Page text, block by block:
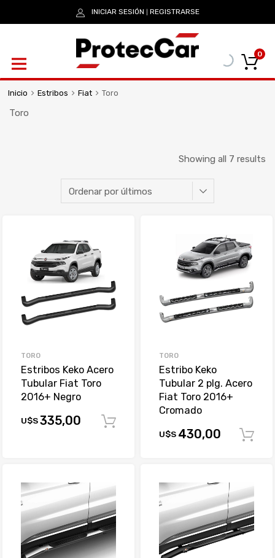
INICIAR SESIÓN REGISTRARSE
0
Inicio Estribos Fiat Toro
Toro
Showing all 7 results
TORO
Estribos Keko Acero
Tubular Fiat Toro
2016+ Negro
U$S335,00
TORO
Estribo Keko
Tubular 2 plg. Acero
Fiat Toro 2016+
Cromado
U$S 430,00